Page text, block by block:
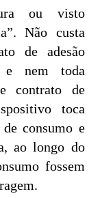
ou visto
Não custa
de adesão
e nem toda
contrato de
toca
consumo e
ao longo do
fossem